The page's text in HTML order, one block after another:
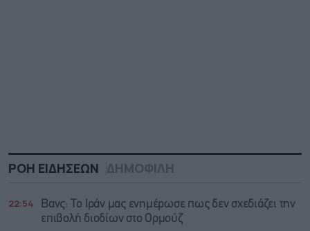
ΡΟΗ ΕΙΔΗΣΕΩΝ ΔΗΜΟΦΙΛΗ
22:54
Βανς: Το Ιράν μας ενημέρωσε πως δεν σχεδιάζει την
επιβολή διοδίων στο Ορμούζ